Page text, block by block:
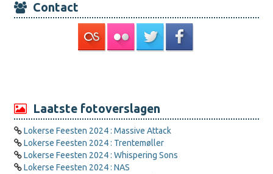
Contact
Laatste fotoverslagen
Lokerse Feesten 2024 : Massive Attack
Lokerse Feesten 2024 : Trentemøller
Lokerse Feesten 2024 : Whispering Sons
Lokerse Feesten 2024 : NAS